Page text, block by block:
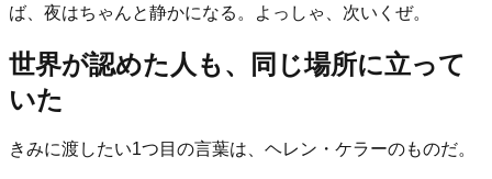
ば、夜はちゃんと静かになる。よっしゃ、次いくぜ。
世界が認めた人も、同じ場所に立って
いた
きみに渡したい1つ目の言葉は、ヘレン・ケラーのものだ。